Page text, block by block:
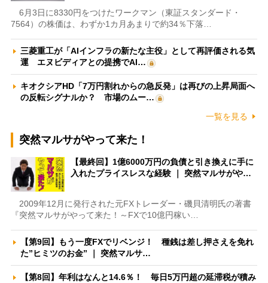
6月3日に8330円をつけたワークマン（東証スタンダード・
7564）の株価は、わずか1カ月あまりで約34％下落…
三菱重工が「AIインフラの新たな主役」として再評価される気
運 エヌビディアとの提携でAI…
キオクシアHD「7万円割れからの急反発」は再びの上昇局面へ
の反転シグナルか？ 市場のムー…
一覧を見る
突然マルサがやって来た！
【最終回】1億6000万円の負債と引き換えに手に
入れたプライスレスな経験 ｜ 突然マルサがや…
2009年12月に発行された元FXトレーダー・磯貝清明氏の著書
『突然マルサがやって来た！～FXで10億円稼い…
【第9回】もう一度FXでリベンジ！ 種銭は差し押さえを免れ
た”ヒミツのお金” ｜ 突然マルサ…
【第8回】年利はなんと14.6％！ 毎日5万円超の延滞税が積み